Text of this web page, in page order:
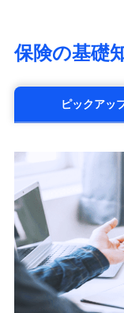
マニュライフ生
（https://
（https://
メットライフ生
■少額短期保険
株式会社アシロ
SBIいきいき少
sedai.com/)
SBIペット少額
ssi.co.jp/)
SBIリスタ少額短
(https://
保険の基礎
ピックアッ